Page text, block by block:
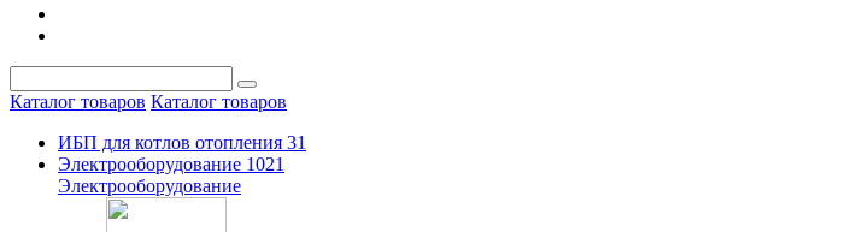
Каталог товаров Каталог товаров
ИБП для котлов отопления 31
Электрооборудование 1021
Электрооборудование